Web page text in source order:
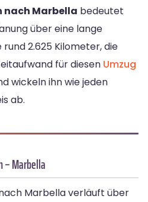
nach Marbella bedeutet
über eine lange
2.625 Kilometer, die
für diesen Umzug
wickeln ihn wie jeden
ab.
– Marbella
Marbella verläuft über